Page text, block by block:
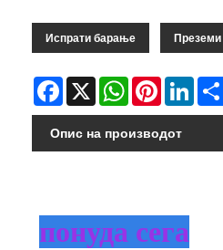
Испрати барање Преземи
Facebook
X WhatsAppPinterest
Опис на производот
понуда сега